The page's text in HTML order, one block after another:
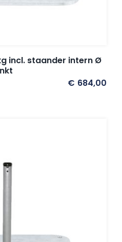
incl. staander intern Ø
€ 684,00